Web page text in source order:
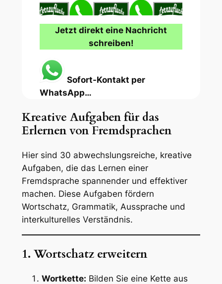
Jetzt direkt eine Nachricht
schreiben!
Sofort-Kontakt per
WhatsApp…
Kreative Aufgaben für das
Erlernen von Fremdsprachen
Hier sind 30 abwechslungsreiche, kreative
Aufgaben, die das Lernen einer
Fremdsprache spannender und effektiver
machen. Diese Aufgaben fördern
Wortschatz, Grammatik, Aussprache und
interkulturelles Verständnis.
1. Wortschatz erweitern
Wortkette: Bilden Sie eine Kette aus